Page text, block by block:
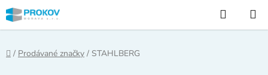
Přejít
na
obsah
Hledat
Domů
/ Prodávané značky / STAHLBERG